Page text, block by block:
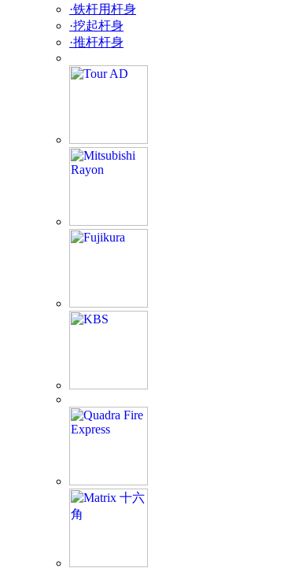
·铁杆用杆身
·挖起杆身
·推杆杆身